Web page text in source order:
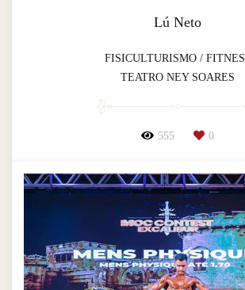
Lú Neto
FISICULTURISMO /
TEATRO NEY SOARES
555 0